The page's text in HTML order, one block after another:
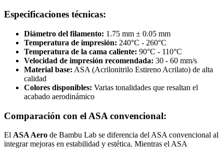
Especificaciones técnicas:
Diámetro del filamento: 1.75 mm ± 0.05 mm
Temperatura de impresión: 240°C - 260°C
Temperatura de la cama caliente: 90°C - 110°C
Velocidad de impresión recomendada: 30 - 60 mm/s
Material base: ASA (Acrilonitrilo Estireno Acrilato) de alta
calidad
Colores disponibles: Varias tonalidades que resaltan el
acabado aerodinámico
Comparación con el ASA convencional:
El ASA Aero de Bambu Lab se diferencia del ASA convencional al
integrar mejoras en estabilidad y estética. Mientras el ASA